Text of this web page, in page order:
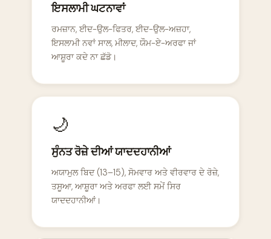
ਇਸਲਾਮੀ ਘਟਨਾਵਾਂ
ਰਮਜ਼ਾਨ, ਈਦ-ਉਲ-ਫਿਤਰ, ਈਦ-ਉਲ-ਅਜ਼ਹਾ,
ਇਸਲਾਮੀ ਨਵਾਂ ਸਾਲ, ਮੀਲਾਦ, ਯੌਮ-ਏ-ਅਰਫਾ ਜਾਂ
ਆਸ਼ੂਰਾ ਕਦੇ ਨਾ ਛੱਡੋ।
🌙
ਸੁੰਨਤ ਰੋਜ਼ੇ ਦੀਆਂ ਯਾਦਦਹਾਨੀਆਂ
ਅਯਾਮੁਲ ਬਿਦ (13–15), ਸੋਮਵਾਰ ਅਤੇ ਵੀਰਵਾਰ ਦੇ ਰੋਜ਼ੇ,
ਤਸੂਆ, ਆਸ਼ੂਰਾ ਅਤੇ ਅਰਫਾ ਲਈ ਸਮੇਂ ਸਿਰ
ਯਾਦਦਹਾਨੀਆਂ।